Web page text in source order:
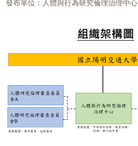
發布單位：人體與行為研究倫理治理中心